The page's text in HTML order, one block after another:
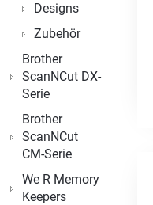
Designs
Zubehör
Brother
ScanNCut DX-
Serie
Brother
ScanNCut
CM-Serie
We R Memory
Keepers